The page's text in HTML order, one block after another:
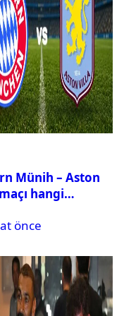
Münih – Aston
hangi
oynanacak?
önce